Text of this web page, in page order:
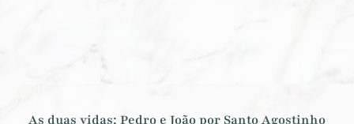
As duas vidas: Pedro e João por Santo Agostinho